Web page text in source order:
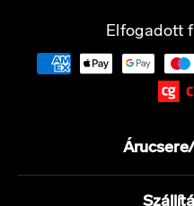
Elfogadott